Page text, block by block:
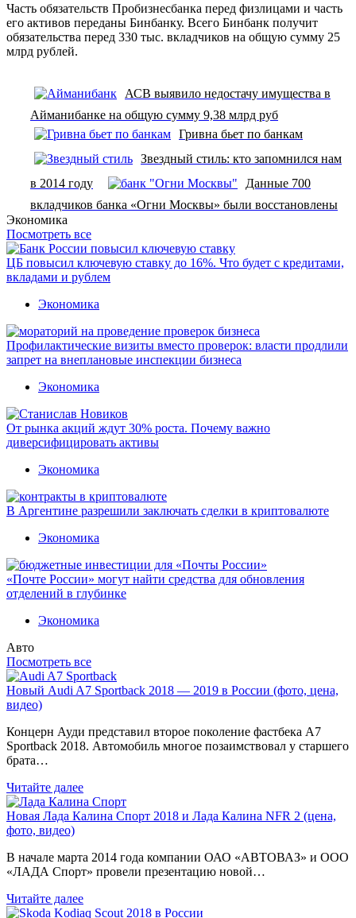
Часть обязательств Пробизнесбанка перед физлицами и часть
его активов переданы Бинбанку. Всего Бинбанк получит
обязательства перед 330 тыс. вкладчиков на общую сумму 25
млрд рублей.
АСВ выявило недостачу имущества в
Айманибанке на общую сумму 9,38 млрд руб
Гривна бьет по банкам
Звездный стиль: кто запомнился нам
в 2014 году
Данные 700
вкладчиков банка «Огни Москвы» были восстановлены
Экономика
Посмотреть все
ЦБ повысил ключевую ставку до 16%. Что будет с кредитами,
вкладами и рублем
Экономика
Профилактические визиты вместо проверок: власти продлили
запрет на внеплановые инспекции бизнеса
Экономика
От рынка акций ждут 30% роста. Почему важно
диверсифицировать активы
Экономика
В Аргентине разрешили заключать сделки в криптовалюте
Экономика
«Почте России» могут найти средства для обновления
отделений в глубинке
Экономика
Авто
Посмотреть все
Новый Audi A7 Sportback 2018 — 2019 в России (фото, цена,
видео)
Концерн Ауди представил второе поколение фастбека A7
Sportback 2018. Автомобиль многое позаимствовал у старшего
брата…
Читайте далее
Новая Лада Калина Спорт 2018 и Лада Калина NFR 2 (цена,
фото, видео)
В начале марта 2014 года компании ОАО «АВТОВАЗ» и ООО
«ЛАДА Спорт» провели презентацию новой…
Читайте далее